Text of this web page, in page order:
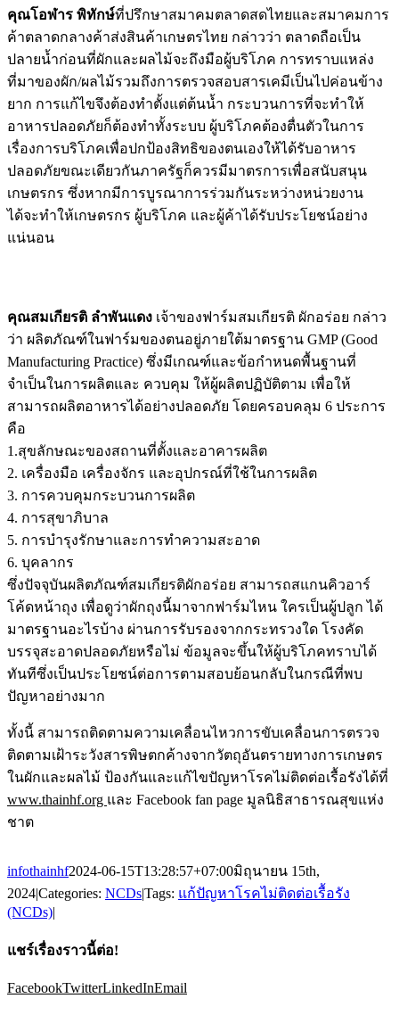
คุณโอฬาร พิทักษ์ที่ปรึกษาสมาคมตลาดสดไทยและสมาคมการ
ค้าตลาดกลางค้าส่งสินค้าเกษตรไทย กล่าวว่า ตลาดถือเป็น
ปลายน้ำก่อนที่ผักและผลไม้จะถึงมือผู้บริโภค การทราบแหล่ง
ที่มาของผัก/ผลไม้รวมถึงการตรวจสอบสารเคมีเป็นไปค่อนข้าง
ยาก การแก้ไขจึงต้องทำตั้งแต่ต้นน้ำ กระบวนการที่จะทำให้
อาหารปลอดภัยก็ต้องทำทั้งระบบ ผู้บริโภคต้องตื่นตัวในการ
เรื่องการบริโภคเพื่อปกป้องสิทธิของตนเองให้ได้รับอาหาร
ปลอดภัยขณะเดียวกันภาครัฐก็ควรมีมาตรการเพื่อสนับสนุน
เกษตรกร ซึ่งหากมีการบูรณาการร่วมกันระหว่างหน่วยงาน
ได้จะทำให้เกษตรกร ผู้บริโภค และผู้ค้าได้รับประโยชน์อย่าง
แน่นอน
คุณสมเกียรติ ลำพันแดง เจ้าของฟาร์มสมเกียรติ ผักอร่อย กล่าว
ว่า ผลิตภัณฑ์ในฟาร์มของตนอยู่ภายใต้มาตรฐาน GMP (Good
Manufacturing Practice) ซึ่งมีเกณฑ์และข้อกำหนดพื้นฐานที่
จำเป็นในการผลิตและ ควบคุม ให้ผู้ผลิตปฏิบัติตาม เพื่อให้
สามารถผลิตอาหารได้อย่างปลอดภัย โดยครอบคลุม 6 ประการ
คือ
1.สุขลักษณะของสถานที่ตั้งและอาคารผลิต
2. เครื่องมือ เครื่องจักร และอุปกรณ์ที่ใช้ในการผลิต
3. การควบคุมกระบวนการผลิต
4. การสุขาภิบาล
5. การบำรุงรักษาและการทำความสะอาด
6. บุคลากร
ซึ่งปัจจุบันผลิตภัณฑ์สมเกียรติผักอร่อย สามารถสแกนคิวอาร์
โค้ดหน้าถุง เพื่อดูว่าผักถุงนี้มาจากฟาร์มไหน ใครเป็นผู้ปลูก ได้
มาตรฐานอะไรบ้าง ผ่านการรับรองจากกระทรวงใด โรงคัด
บรรจุสะอาดปลอดภัยหรือไม่ ข้อมูลจะขึ้นให้ผู้บริโภคทราบได้
ทันทีซึ่งเป็นประโยชน์ต่อการตามสอบย้อนกลับในกรณีที่พบ
ปัญหาอย่างมาก
ทั้งนี้ สามารถติดตามความเคลื่อนไหวการขับเคลื่อนการตรวจ
ติดตามเฝ้าระวังสารพิษตกค้างจากวัตถุอันตรายทางการเกษตร
ในผักและผลไม้ ป้องกันและแก้ไขปัญหาโรคไม่ติดต่อเรื้อรังได้ที่
www.thainhf.org และ Facebook fan page มูลนิธิสาธารณสุขแห่ง
ชาต
infothainhf2024-06-15T13:28:57+07:00มิถุนายน 15th,
2024|Categories: NCDs|Tags: แก้ปัญหาโรคไม่ติดต่อเรื้อรัง
(NCDs)|
แชร์เรื่องราวนี้ต่อ!
FacebookTwitterLinkedInEmail